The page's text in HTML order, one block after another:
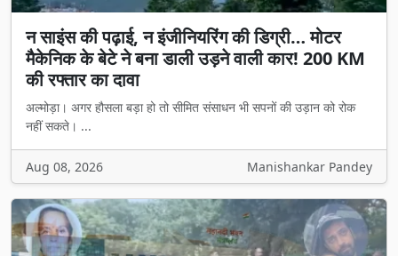
न साइंस की पढ़ाई, न इंजीनियरिंग की डिग्री… मोटर
मैकेनिक के बेटे ने बना डाली उड़ने वाली कार! 200 KM
की रफ्तार का दावा
अल्मोड़ा। अगर हौसला बड़ा हो तो सीमित संसाधन भी सपनों की उड़ान को रोक
नहीं सकते। ...
Aug 08, 2026 Manishankar Pandey